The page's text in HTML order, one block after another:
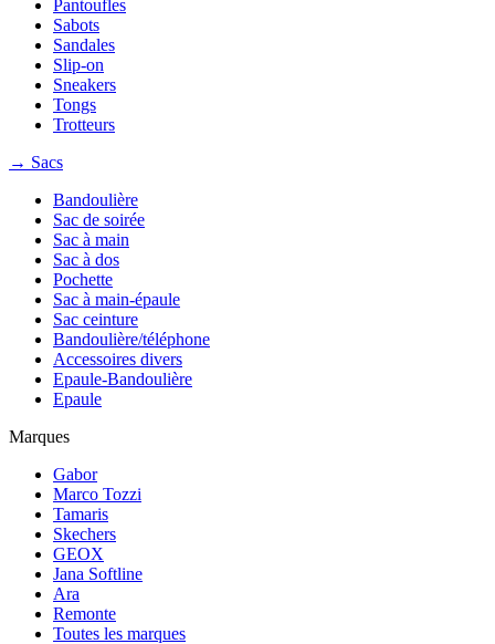
Pantoufles
Sabots
Sandales
Slip-on
Sneakers
Tongs
Trotteurs
→ Sacs
Bandoulière
Sac de soirée
Sac à main
Sac à dos
Pochette
Sac à main-épaule
Sac ceinture
Bandoulière/téléphone
Accessoires divers
Epaule-Bandoulière
Epaule
Marques
Gabor
Marco Tozzi
Tamaris
Skechers
GEOX
Jana Softline
Ara
Remonte
Toutes les marques